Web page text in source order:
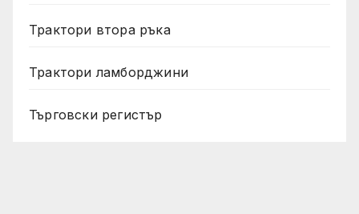
Трактори втора ръка
Трактори ламборджини
Търговски регистър